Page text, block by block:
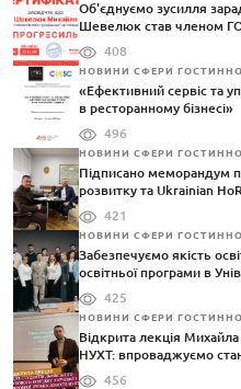
Об'єднуємо зусилля
Шевелюк став членом
408
НОВИНИ СФЕРИ
«Ефективний сервіс та
в ресторанному бізнесі»
496
НОВИНИ СФЕРИ
Підписано меморандум
розвитку та Ukrainian
421
НОВИНИ СФЕРИ
Забезпечуємо якість
освітньої програми в
425
НОВИНИ СФЕРИ
Відкрита лекція
НУХТ: впроваджуємо
456